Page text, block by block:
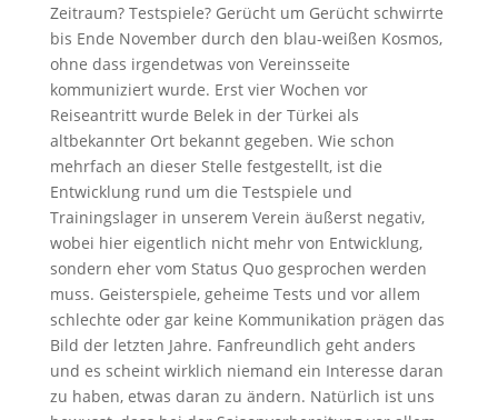
Zeitraum? Testspiele? Gerücht um Gerücht schwirrte
bis Ende November durch den blau-weißen Kosmos,
ohne dass irgendetwas von Vereinsseite
kommuniziert wurde. Erst vier Wochen vor
Reiseantritt wurde Belek in der Türkei als
altbekannter Ort bekannt gegeben. Wie schon
mehrfach an dieser Stelle festgestellt, ist die
Entwicklung rund um die Testspiele und
Trainingslager in unserem Verein äußerst negativ,
wobei hier eigentlich nicht mehr von Entwicklung,
sondern eher vom Status Quo gesprochen werden
muss. Geisterspiele, geheime Tests und vor allem
schlechte oder gar keine Kommunikation prägen das
Bild der letzten Jahre. Fanfreundlich geht anders
und es scheint wirklich niemand ein Interesse daran
zu haben, etwas daran zu ändern. Natürlich ist uns